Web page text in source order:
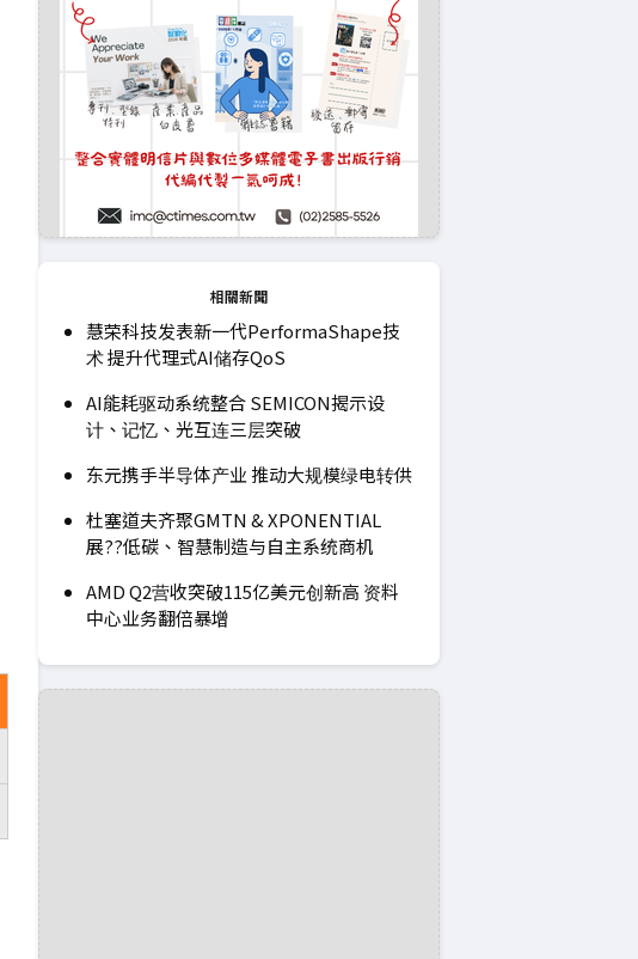
相關新聞
慧荣科技发表新一代PerformaShape技
术 提升代理式AI储存QoS
AI能耗驱动系统整合 SEMICON揭示设
计、记忆、光互连三层突破
东元携手半导体产业 推动大规模绿电转供
杜塞道夫齐聚GMTN & XPONENTIAL
展??低碳、智慧制造与自主系统商机
AMD Q2营收突破115亿美元创新高 资料
中心业务翻倍暴增